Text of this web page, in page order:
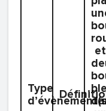
Type
et